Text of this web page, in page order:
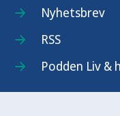
Nyhetsbrev
RSS
Podden Liv &